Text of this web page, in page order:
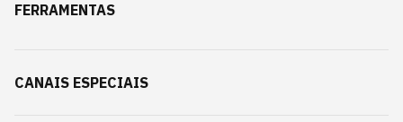
FERRAMENTAS
CANAIS ESPECIAIS